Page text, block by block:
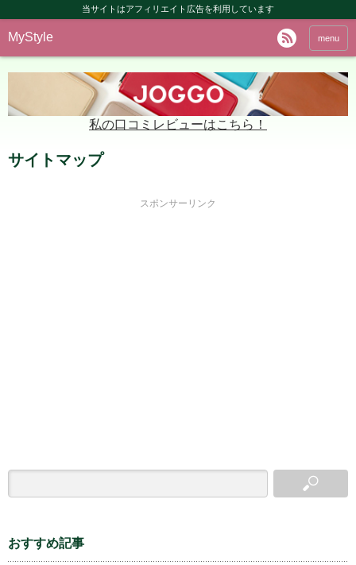
当サイトはアフィリエイト広告を利用しています
MyStyle menu
私の口コミレビューはこちら！
サイトマップ
スポンサーリンク
おすすめ記事